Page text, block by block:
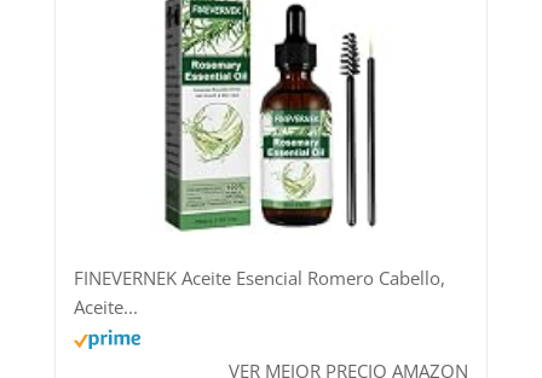
FINEVERNEK Aceite Esencial Romero Cabello,
Aceite...
VER MEJOR PRECIO AMAZON